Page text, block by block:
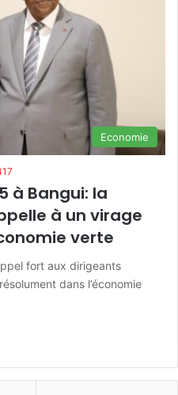
Economie
à Bangui: la
à un virage
verte
fort aux dirigeants
dans l’économie